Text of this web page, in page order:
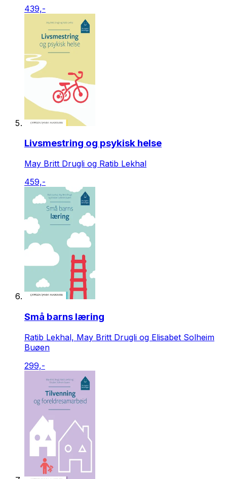
439,-
Livsmestring og psykisk helse
May Britt Drugli og Ratib Lekhal
459,-
Små barns læring
Ratib Lekhal, May Britt Drugli og Elisabet Solheim
Buøen
299,-